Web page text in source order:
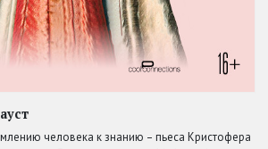
человека к знанию – пьеса Кристофера